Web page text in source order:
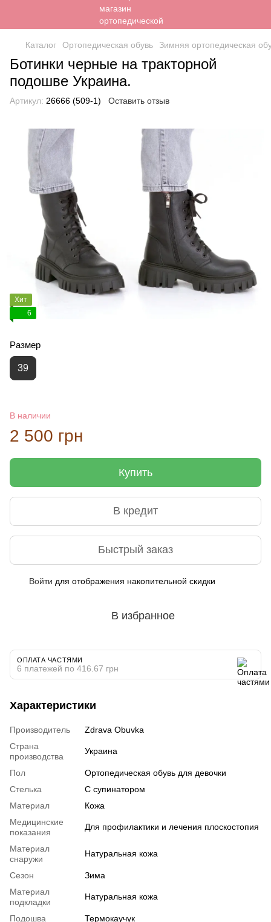
Каталог Ортопедическая обувь Зимняя ортопедическая
Ботинки черные на тракторной
подошве Украина.
Артикул: 26666 (509-1) Оставить отзыв
Хит
6
Размер
39
В наличии
2 500 грн
Купить
В кредит
Быстрый заказ
Войти для отображения накопительной скидки
В избранное
ОПЛАТА ЧАСТЯМИ
6 платежей по 416.67 грн
Характеристики
Производитель
Zdrava Obuvka
Страна
производства
Украина
Пол
Ортопедическая обувь для девочки
Стелька
С супинатором
Материал
Кожа
Медицинские
показания
Для профилактики и лечения плоскостопия
Материал
снаружи
Натуральная кожа
Сезон
Зима
Материал
подкладки
Натуральная кожа
Подошва Термокаучук